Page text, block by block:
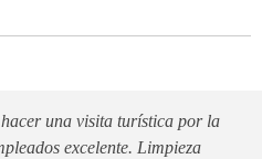
una visita turística por la
excelente. Limpieza